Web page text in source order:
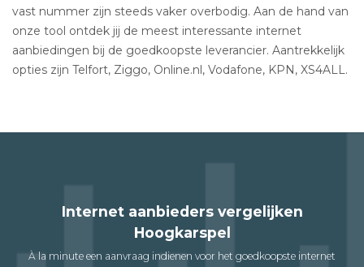
vast nummer zijn steeds vaker overbodig. Aan de hand van
onze tool ontdek jij de meest interessante internet
aanbiedingen bij de goedkoopste leverancier. Aantrekkelijk
opties zijn Telfort, Ziggo, Online.nl, Vodafone, KPN, XS4ALL.
Internet aanbieders vergelijken
Hoogkarspel
À la minute een aanvraag indienen voor het goedkoopste internet